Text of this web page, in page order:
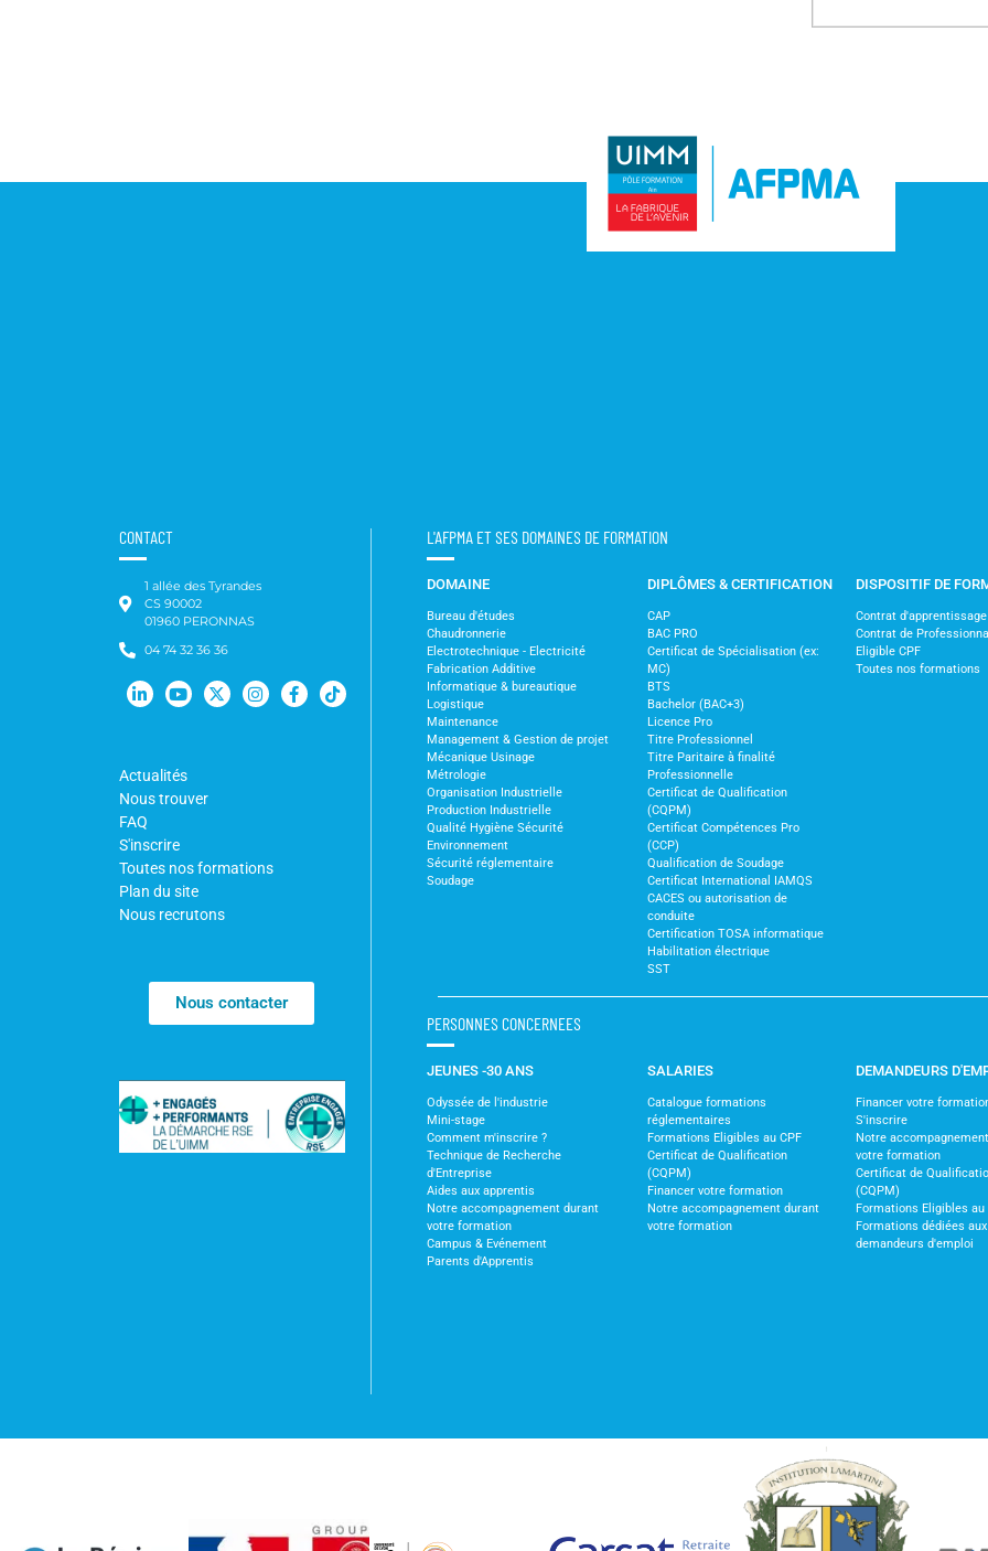
CONTACT
1 allée des Tyrandes
CS 90002
01960 PERONNAS
04 74 32 36 36
Actualités
Nous trouver
FAQ
S'inscrire
Toutes nos formations
Plan du site
Nous recrutons
Nous contacter
L'AFPMA ET SES DOMAINES DE FORMATION
DOMAINE
Bureau d'études
Chaudronnerie
Electrotechnique - Electricité
Fabrication Additive
Informatique & bureautique
Logistique
Maintenance
Management & Gestion de projet
Mécanique Usinage
Métrologie
Organisation Industrielle
Production Industrielle
Qualité Hygiène Sécurité
Environnement
Sécurité réglementaire
Soudage
DIPLÔMES & CERTIFICATION
CAP
BAC PRO
Certificat de Spécialisation (ex:
MC)
BTS
Bachelor (BAC+3)
Licence Pro
Titre Professionnel
Titre Paritaire à finalité
Professionnelle
Certificat de Qualification
(CQPM)
Certificat Compétences Pro
(CCP)
Qualification de Soudage
Certificat International IAMQS
CACES ou autorisation de
conduite
Certification TOSA informatique
Habilitation électrique
SST
DISPOSITIF DE
Contrat d'apprentissage
Contrat de
Eligible CPF
Toutes nos formations
PERSONNES CONCERNEES
JEUNES -30 ANS
Odyssée de l'industrie
Mini-stage
Comment m'inscrire ?
Technique de Recherche
d'Entreprise
Aides aux apprentis
Notre accompagnement durant
votre formation
Campus & Evénement
Parents d'Apprentis
SALARIES
Catalogue formations
réglementaires
Formations Eligibles au CPF
Certificat de Qualification
(CQPM)
Financer votre formation
Notre accompagnement durant
votre formation
DEMANDEURS
Financer votre
S'inscrire
Notre
votre formation
Certificat de
(CQPM)
Formations Eligibles au
Formations dédiées aux
demandeurs d'emploi